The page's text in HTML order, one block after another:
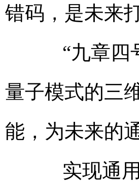
错码，是未来
“九章四号
量子模式的三
能，为未来的
实现通用